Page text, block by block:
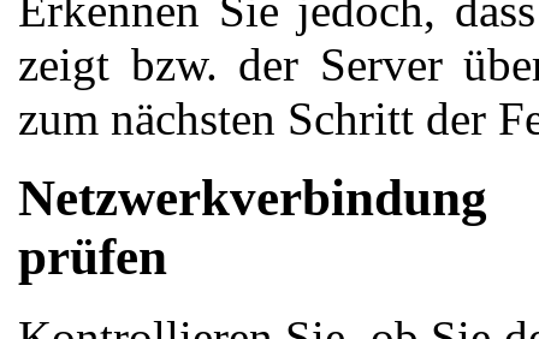
zeigt bzw. der Server
zum nächsten Schritt der
prüfen